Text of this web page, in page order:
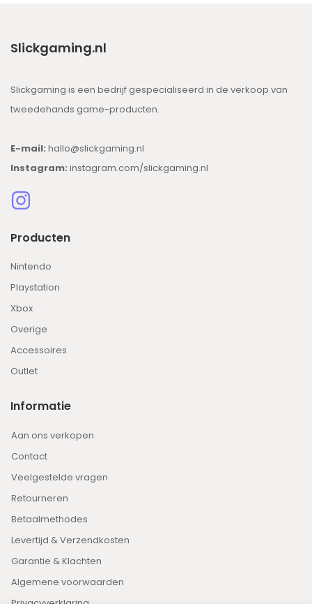
Slickgaming.nl
Slickgaming is een bedrijf gespecialiseerd in de verkoop van
tweedehands game-producten.
E-mail: hallo@slickgaming.nl
Instagram: instagram.com/slickgaming.nl
Producten
Nintendo
Playstation
Xbox
Overige
Accessoires
Outlet
Informatie
Aan ons verkopen
Contact
Veelgestelde vragen
Retourneren
Betaalmethodes
Levertijd & Verzendkosten
Garantie & Klachten
Algemene voorwaarden